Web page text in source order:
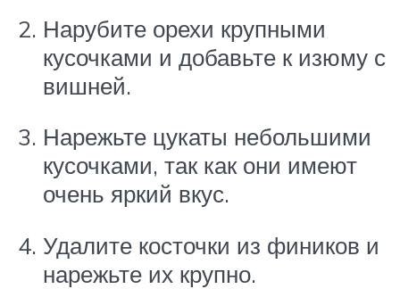
Нарубите орехи крупными
кусочками и добавьте к изюму с
вишней.
Нарежьте цукаты небольшими
кусочками, так как они имеют
очень яркий вкус.
Удалите косточки из фиников и
нарежьте их крупно.